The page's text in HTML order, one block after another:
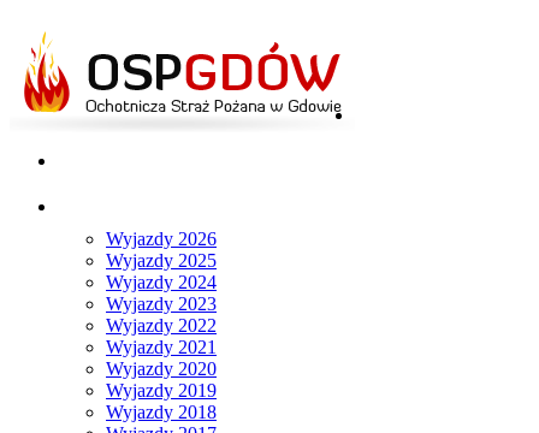
Wyjazdy 2026
Wyjazdy 2025
Wyjazdy 2024
Wyjazdy 2023
Wyjazdy 2022
Wyjazdy 2021
Wyjazdy 2020
Wyjazdy 2019
Wyjazdy 2018